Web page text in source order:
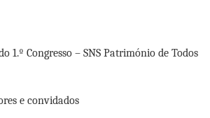
1.º Congresso – SNS Património de Todos
e convidados